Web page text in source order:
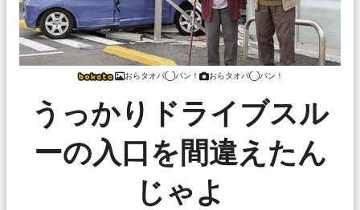
おらタオパ◯パン！ おらタオパ◯パン！
うっかりドライブスル
ーの入口を間違えたん
じゃよ